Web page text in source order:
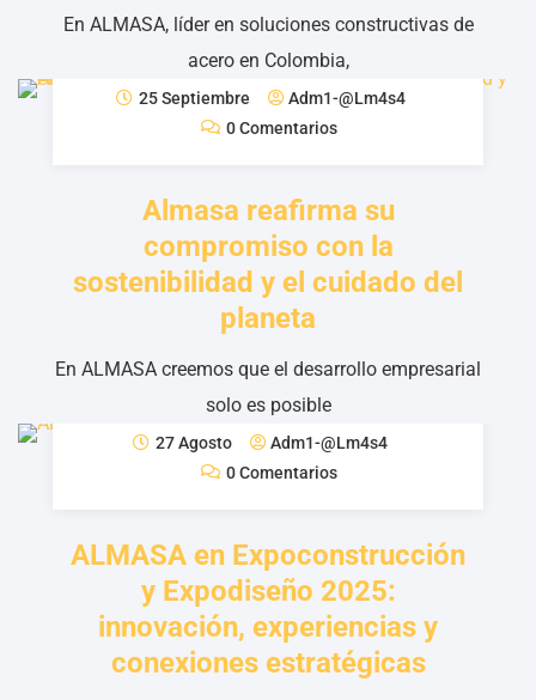
En ALMASA, líder en soluciones constructivas de
acero en Colombia,
25 Septiembre
Adm1-@lm4s4
0 Comentarios
Almasa reafirma su
compromiso con la
sostenibilidad y el cuidado del
planeta
En ALMASA creemos que el desarrollo empresarial
solo es posible
27 Agosto
Adm1-@lm4s4
0 Comentarios
ALMASA en Expoconstrucción
y Expodiseño 2025:
innovación, experiencias y
conexiones estratégicas